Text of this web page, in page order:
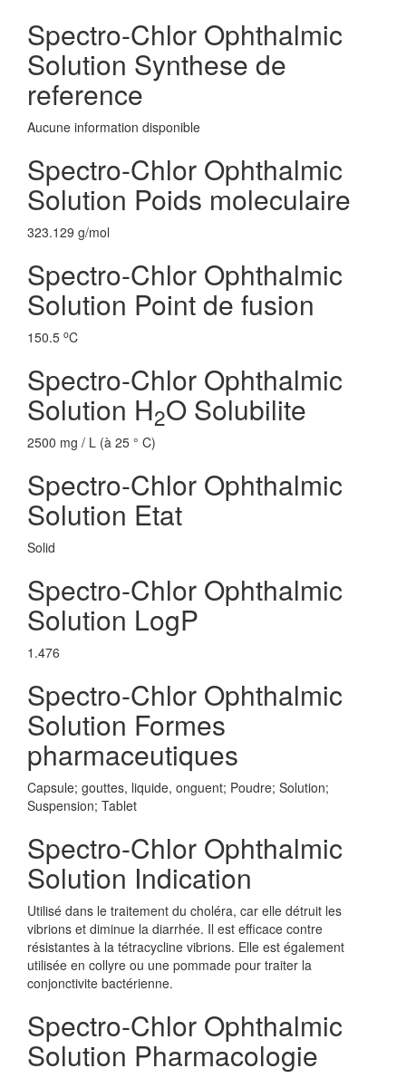
Spectro-Chlor Ophthalmic
Solution Synthese de
reference
Aucune information disponible
Spectro-Chlor Ophthalmic
Solution Poids moleculaire
323.129 g/mol
Spectro-Chlor Ophthalmic
Solution Point de fusion
150.5 oC
Spectro-Chlor Ophthalmic
Solution H2O Solubilite
2500 mg / L (à 25 ° C)
Spectro-Chlor Ophthalmic
Solution Etat
Solid
Spectro-Chlor Ophthalmic
Solution LogP
1.476
Spectro-Chlor Ophthalmic
Solution Formes
pharmaceutiques
Capsule; gouttes, liquide, onguent; Poudre; Solution;
Suspension; Tablet
Spectro-Chlor Ophthalmic
Solution Indication
Utilisé dans le traitement du choléra, car elle détruit les
vibrions et diminue la diarrhée. Il est efficace contre
résistantes à la tétracycline vibrions. Elle est également
utilisée en collyre ou une pommade pour traiter la
conjonctivite bactérienne.
Spectro-Chlor Ophthalmic
Solution Pharmacologie